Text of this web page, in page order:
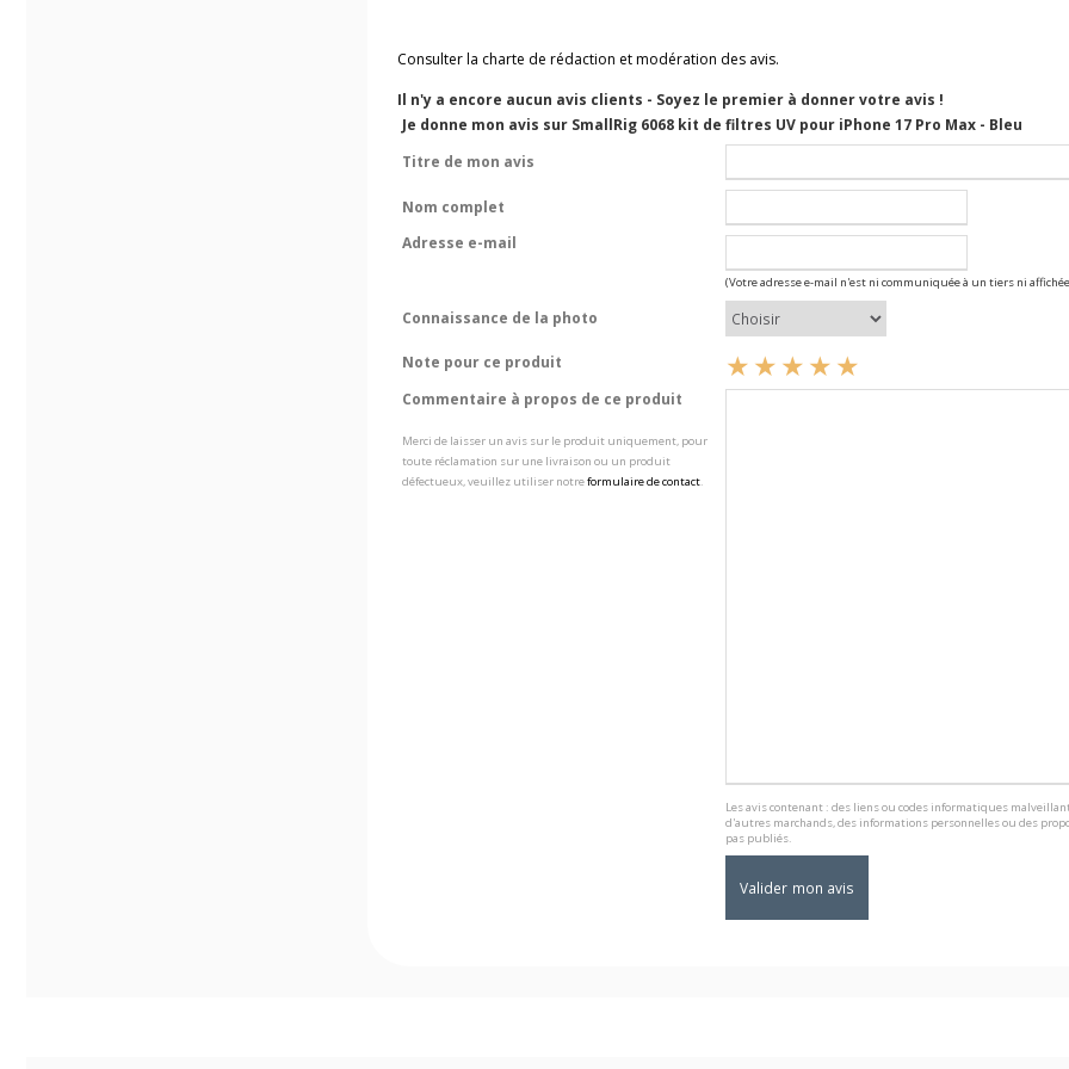
Consulter la charte de rédaction et modération des avis.
Il n'y a encore aucun avis clients - Soyez le premier à donner votre avis !
Je donne mon avis sur SmallRig 6068 kit de filtres UV pour iPhone 17 Pro Max - Bleu
Titre de mon avis
Nom complet
Adresse e-mail
(Votre adresse e-mail n'est ni communiquée à un tiers ni
Connaissance de la photo
Note pour ce produit
Commentaire à propos de ce produit
Merci de laisser un avis sur le produit uniquement, pour
toute réclamation sur une livraison ou un produit
défectueux, veuillez utiliser notreformulaire de contact.
Les avis contenant : des liens ou codes informatiques
d'autres marchands, des informations personnelles ou des
pas publiés.